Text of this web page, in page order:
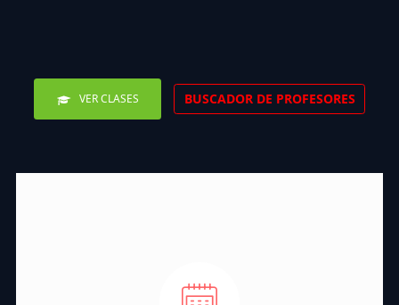
VER CLASES BUSCADOR DE PROFESORES